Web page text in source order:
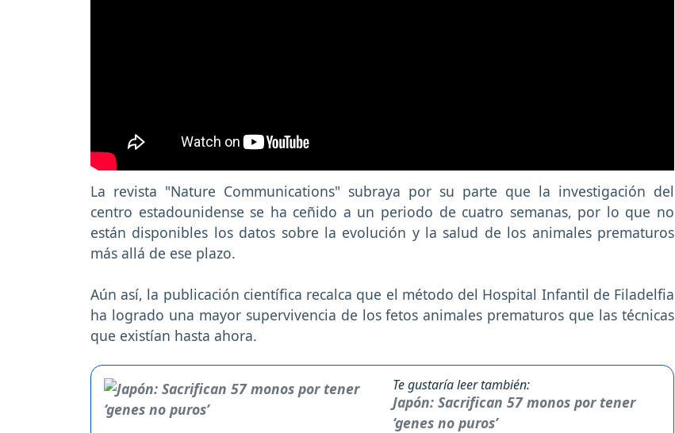
La revista "Nature Communications" subraya por su parte que la investigación del
centro estadounidense se ha ceñido a un periodo de cuatro semanas, por lo que no
están disponibles los datos sobre la evolución y la salud de los animales prematuros
más allá de ese plazo.
Aún así, la publicación científica recalca que el método del Hospital Infantil de Filadelfia
ha logrado una mayor supervivencia de los fetos animales prematuros que las técnicas
que existían hasta ahora.
Te gustaría leer también:
Japón: Sacrifican 57 monos por tener
‘genes no puros’